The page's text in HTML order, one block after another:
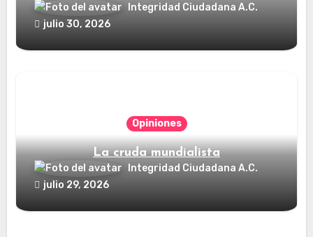
Integridad Ciudadana A.C.
julio 30, 2026
Opiniones
La cruda mundialista
Integridad Ciudadana A.C.
julio 29, 2026